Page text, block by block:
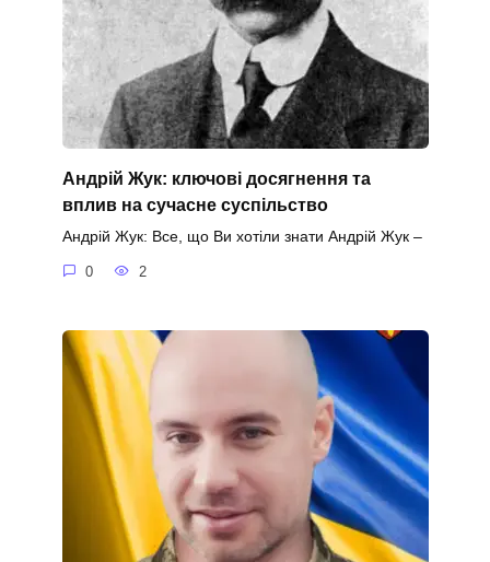
Андрій Жук: ключові досягнення та
вплив на сучасне суспільство
Андрій Жук: Все, що Ви хотіли знати Андрій Жук –
0 2